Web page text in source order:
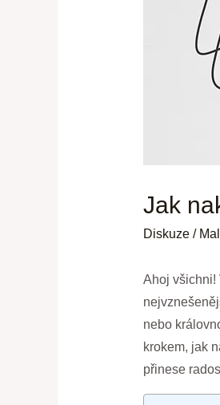
Jak
Diskuze /
Ahoj všichni!
nebo
krokem, jak
přinese